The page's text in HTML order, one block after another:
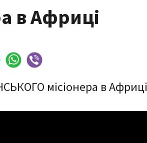
в Африці
місіонера в Африці